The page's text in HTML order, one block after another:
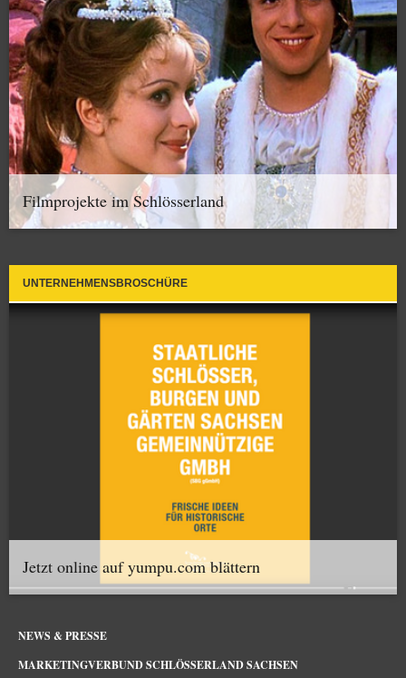
Filmprojekte im Schlösserland
UNTERNEHMENSBROSCHÜRE
Jetzt online auf yumpu.com blättern
NEWS & PRESSE
MARKETINGVERBUND SCHLÖSSERLAND SACHSEN